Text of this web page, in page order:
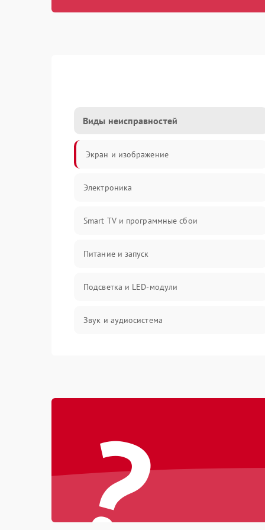
Виды неисправностей
Экран и изображение
Электроника
Smart TV и программные сбои
Питание и запуск
Подсветка и LED-модули
Звук и аудиосистема
Программное обеспечение
Корпус и механика
Пульт и управление
?